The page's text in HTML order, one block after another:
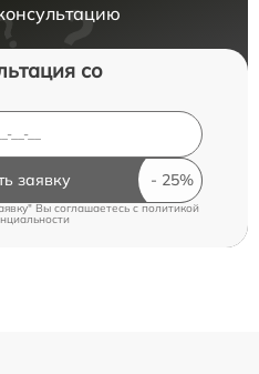
со
заявку
Вы соглашаетесь cполитикой